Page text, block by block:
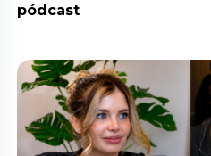
pódcast